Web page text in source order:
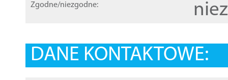
Zgodne/niezgodne:
DANE KONTAKTOWE: